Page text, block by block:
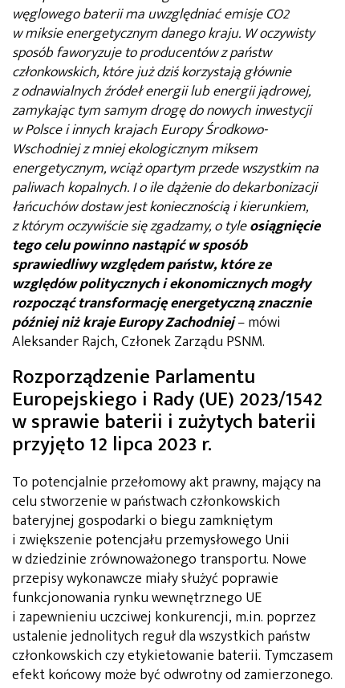
węglowego baterii ma uwzględniać emisje CO2
w miksie energetycznym danego kraju. W oczywisty
sposób faworyzuje to producentów z państw
członkowskich, które już dziś korzystają głównie
z odnawialnych źródeł energii lub energii jądrowej,
zamykając tym samym drogę do nowych inwestycji
w Polsce i innych krajach Europy Środkowo-
Wschodniej z mniej ekologicznym miksem
energetycznym, wciąż opartym przede wszystkim na
paliwach kopalnych. I o ile dążenie do dekarbonizacji
łańcuchów dostaw jest koniecznością i kierunkiem,
z którym oczywiście się zgadzamy, o tyleosiągnięcie
tego celu powinno nastąpić w sposób
sprawiedliwy względem państw, które ze
względów politycznych i ekonomicznych mogły
rozpocząć transformację energetyczną znacznie
później niż kraje Europy Zachodniej– mówi
Aleksander Rajch, Członek Zarządu PSNM.
Rozporządzenie Parlamentu
Europejskiego i Rady (UE) 2023/1542
w sprawie baterii i zużytych baterii
przyjęto 12 lipca 2023 r.
To potencjalnie przełomowy akt prawny, mający na
celu stworzenie w państwach członkowskich
bateryjnej gospodarki o biegu zamkniętym
i zwiększenie potencjału przemysłowego Unii
w dziedzinie zrównoważonego transportu. Nowe
przepisy wykonawcze miały służyć poprawie
funkcjonowania rynku wewnętrznego UE
i zapewnieniu uczciwej konkurencji, m.in. poprzez
ustalenie jednolitych reguł dla wszystkich państw
członkowskich czy etykietowanie baterii. Tymczasem
efekt końcowy może być odwrotny od zamierzonego.